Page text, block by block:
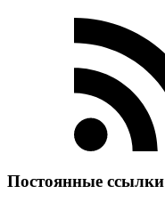
Постоянные ссылки